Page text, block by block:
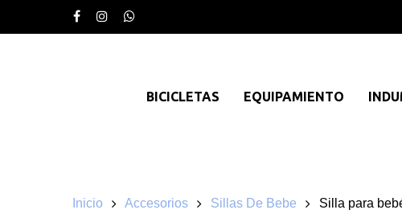
BICICLETAS EQUIPAMIENTO
Inicio Accesorios Sillas De Bebe Silla para